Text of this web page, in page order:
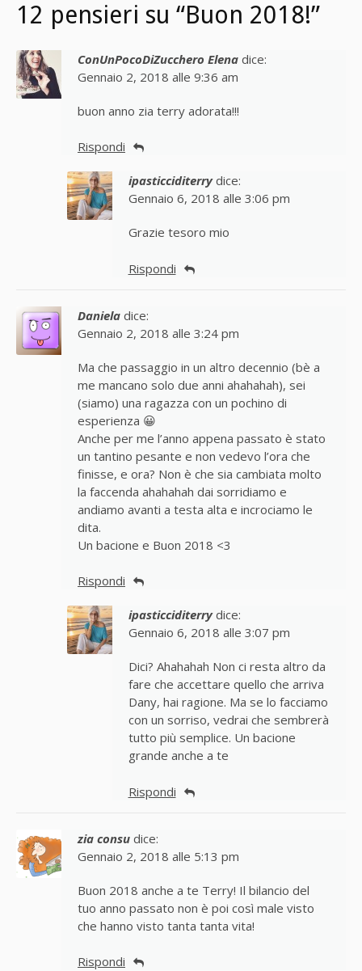
12 pensieri su “Buon 2018!”
ConUnPocoDiZucchero Elena dice:
Gennaio 2, 2018 alle 9:36 am
buon anno zia terry adorata!!!
Rispondi
ipasticciditerry dice:
Gennaio 6, 2018 alle 3:06 pm
Grazie tesoro mio
Rispondi
Daniela dice:
Gennaio 2, 2018 alle 3:24 pm
Ma che passaggio in un altro decennio (bè a
me mancano solo due anni ahahahah), sei
(siamo) una ragazza con un pochino di
esperienza 😀
Anche per me l’anno appena passato è stato
un tantino pesante e non vedevo l’ora che
finisse, e ora? Non è che sia cambiata molto
la faccenda ahahahah dai sorridiamo e
andiamo avanti a testa alta e incrociamo le
dita.
Un bacione e Buon 2018 <3
Rispondi
ipasticciditerry dice:
Gennaio 6, 2018 alle 3:07 pm
Dici? Ahahahah Non ci resta altro da
fare che accettare quello che arriva
Dany, hai ragione. Ma se lo facciamo
con un sorriso, vedrai che sembrerà
tutto più semplice. Un bacione
grande anche a te
Rispondi
zia consu dice:
Gennaio 2, 2018 alle 5:13 pm
Buon 2018 anche a te Terry! Il bilancio del
tuo anno passato non è poi così male visto
che hanno visto tanta tanta vita!
Rispondi